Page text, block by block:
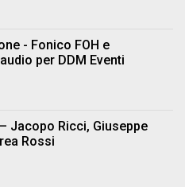
- Fonico FOH e
per DDM Eventi
Jacopo Ricci, Giuseppe
Rossi